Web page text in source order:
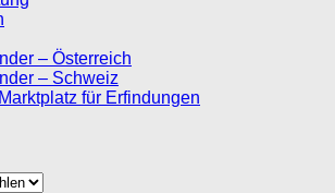
– Österreich
– Schweiz
für Erfindungen